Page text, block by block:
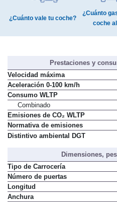
¿Cuánto vale tu coche?
¿Cuánto
coche
Prestaciones y
Velocidad máxima
Aceleración 0-100 km/h
Consumo WLTP
Combinado
Emisiones de CO₂ WLTP
Normativa de emisiones
Distintivo ambiental DGT
Dimensiones,
Tipo de Carrocería
Número de puertas
Longitud
Anchura